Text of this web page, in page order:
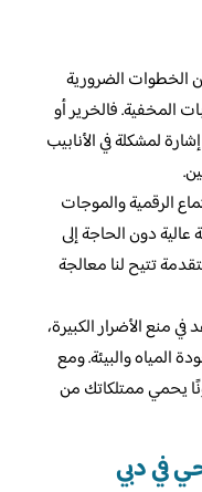
الخطوات الضرورية
المخفية. فالخرير أو
لمشكلة في الأنابيب
الرقمية والموجات
دون الحاجة إلى
تتيح لنا معالجة
منع الأضرار الكبيرة،
المياه والبيئة. ومع
يحمي ممتلكاتك من
في دبي